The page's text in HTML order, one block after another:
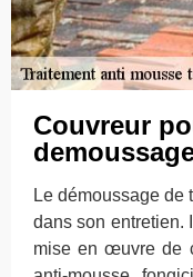
Couvreur
Le démoussage de
dans son entretien.
mise en œuvre de